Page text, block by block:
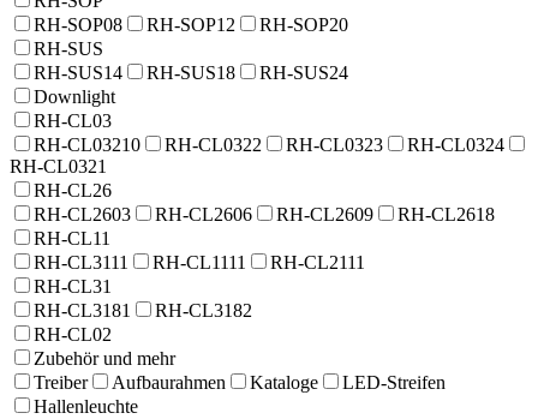
RH-SOP08
RH-SOP12
RH-SOP20
RH-SUS
RH-SUS14
RH-SUS18
RH-SUS24
Downlight
RH-CL03
RH-CL03210
RH-CL0322 RH-CL0323
RH-CL0324
RH-CL0321
RH-CL26
RH-CL2603
RH-CL2606 RH-CL2609
RH-CL2618
RH-CL11
RH-CL3111
RH-CL1111
RH-CL2111
RH-CL31
RH-CL3181
RH-CL3182
RH-CL02
Zubehör und mehr
Treiber
Aufbaurahmen Kataloge
LED-Streifen
Hallenleuchte